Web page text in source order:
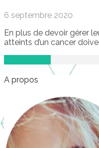
6 septembre 2020
En plus de devoir gérer
atteints d’un cancer
A propos